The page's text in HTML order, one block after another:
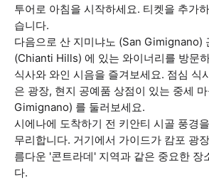
투어로 아침을 시작하세요. 티켓을 추가
습니다.
다음으로 산 지미냐노 (San Gimignano)
(Chianti Hills) 에 있는 와이너리를 방문
식사와 와인 시음을 즐겨보세요. 점심 식
은 광장, 현지 공예품 상점이 있는 중세
Gimignano) 를 둘러보세요.
시에나에 도착하기 전 키안티 시골 풍경
무리합니다. 거기에서 가이드가 캄포 광
름다운 '콘트라데' 지역과 같은 중요한 장
다.